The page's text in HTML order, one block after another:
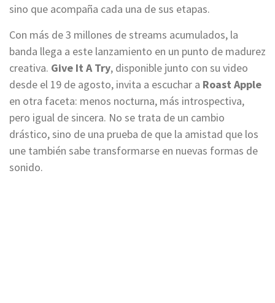
sino que acompaña cada una de sus etapas.
Con más de 3 millones de streams acumulados, la
banda llega a este lanzamiento en un punto de madurez
creativa. Give It A Try, disponible junto con su video
desde el 19 de agosto, invita a escuchar a Roast Apple
en otra faceta: menos nocturna, más introspectiva,
pero igual de sincera. No se trata de un cambio
drástico, sino de una prueba de que la amistad que los
une también sabe transformarse en nuevas formas de
sonido.